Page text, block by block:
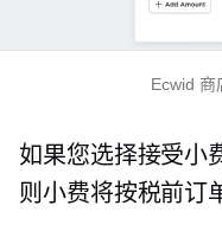
Ecwid 商
如果您选择接受小
则小费将按税前订